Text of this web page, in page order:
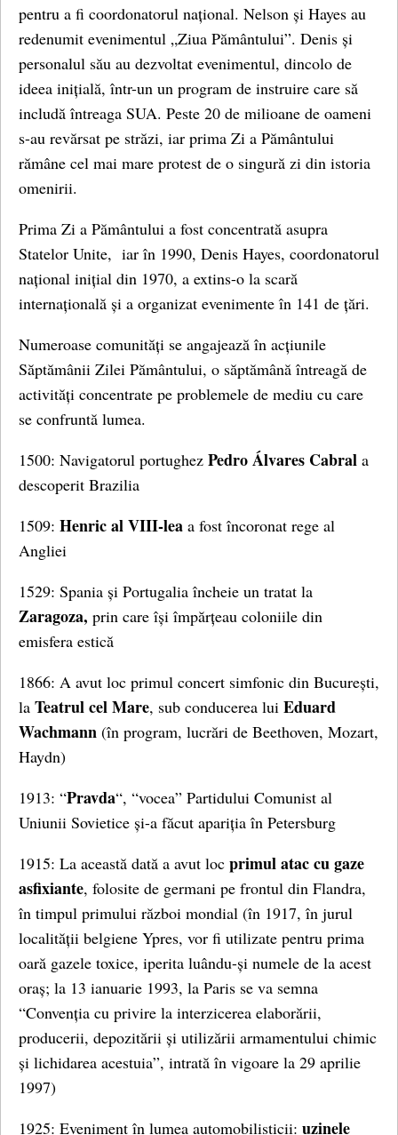
pentru a fi coordonatorul național. Nelson și Hayes au
redenumit evenimentul „Ziua Pământului”. Denis și
personalul său au dezvoltat evenimentul, dincolo de
ideea inițială, într-un un program de instruire care să
includă întreaga SUA. Peste 20 de milioane de oameni
s-au revărsat pe străzi, iar prima Zi a Pământului
rămâne cel mai mare protest de o singură zi din istoria
omenirii.
Prima Zi a Pământului a fost concentrată asupra
Statelor Unite, iar în 1990, Denis Hayes, coordonatorul
național inițial din 1970, a extins-o la scară
internațională și a organizat evenimente în 141 de țări.
Numeroase comunități se angajează în acțiunile
Săptămânii Zilei Pământului, o săptămână întreagă de
activități concentrate pe problemele de mediu cu care
se confruntă lumea.
1500: Navigatorul portughez Pedro Álvares Cabral a
descoperit Brazilia
1509: Henric al VIII-lea a fost încoronat rege al
Angliei
1529: Spania și Portugalia încheie un tratat la
Zaragoza, prin care își împărțeau coloniile din
emisfera estică
1866: A avut loc primul concert simfonic din București,
la Teatrul cel Mare, sub conducerea lui Eduard
Wachmann (în program, lucrări de Beethoven, Mozart,
Haydn)
1913: “Pravda“, “vocea” Partidului Comunist al
Uniunii Sovietice și-a făcut apariția în Petersburg
1915: La această dată a avut loc primul atac cu gaze
asfixiante, folosite de germani pe frontul din Flandra,
în timpul primului război mondial (în 1917, în jurul
localității belgiene Ypres, vor fi utilizate pentru prima
oară gazele toxice, iperita luându-și numele de la acest
oraș; la 13 ianuarie 1993, la Paris se va semna
“Convenția cu privire la interzicerea elaborării,
producerii, depozitării și utilizării armamentului chimic
și lichidarea acestuia”, intrată în vigoare la 29 aprilie
1997)
1925: Eveniment în lumea automobilisticii: uzinele